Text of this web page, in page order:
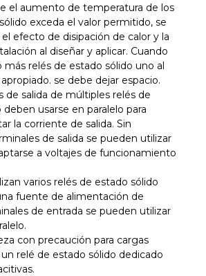
el aumento de temperatura de los
exceda el valor permitido, se
efecto de disipación de calor y la
al diseñar y aplicar. Cuando
más relés de estado sólido uno al
se debe dejar espacio.
de salida de múltiples relés de
usarse en paralelo para
la corriente de salida. Sin
de salida se pueden utilizar
a voltajes de funcionamiento
varios relés de estado sólido
fuente de alimentación de
de entrada se pueden utilizar
con precaución para cargas
un relé de estado sólido dedicado